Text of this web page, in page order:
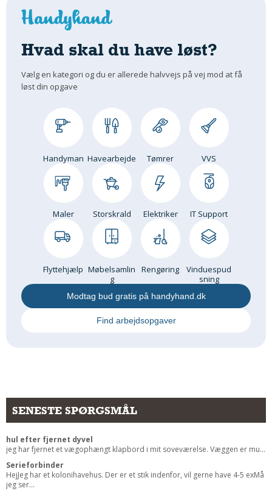
GLARMESTER
Om Materialer
HANDYMAN
Tips Og Tricks
GARTNER
Beplantning
Skadedyr
Om Værktøj
RENGØRING
Rengøring Af Overflader
Pletleksikon
Hvad skal du have løst?
Vælg en kategori og du er allerede halvvejs på vej mod at få
løst din opgave
Handyman Havearbejde Tømrer VVS
Maler Storskrald Elektriker IT Support
Flyttehjælp Møbelsamlin
g
Rengøring
Vinduespud
sning
Modtag bud gratis på handyhand.dk
Find arbejdsopgaver
SENESTE SPØRGSMÅL
hul efter fjernet dyvel
jeg har fjernet et vægophængt klapbord i mit soveværelse. Væggen er mu...
Serieforbinder
HejJeg har et kolonihavehus. Der er et stik indenfor, vil gerne have 4-5 exMå
jeg ser...